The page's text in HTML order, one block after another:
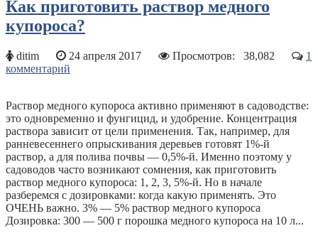
Как приготовить раствор медного
купороса?
ditim 24 апреля 2017 Просмотров: 38,082
1
комментарий
Раствор медного купороса активно применяют в садоводстве:
это одновременно и фунгицид, и удобрение. Концентрация
раствора зависит от цели применения. Так, например, для
ранневесеннего опрыскивания деревьев готовят 1%-й
раствор, а для полива почвы — 0,5%-й. Именно поэтому у
садоводов часто возникают сомнения, как приготовить
раствор медного купороса: 1, 2, 3, 5%-й. Но в начале
разберемся с дозировками: когда какую применять. Это
ОЧЕНЬ важно. 3% — 5% раствор медного купороса
Дозировка: 300 — 500 г порошка медного купороса на 10 л...